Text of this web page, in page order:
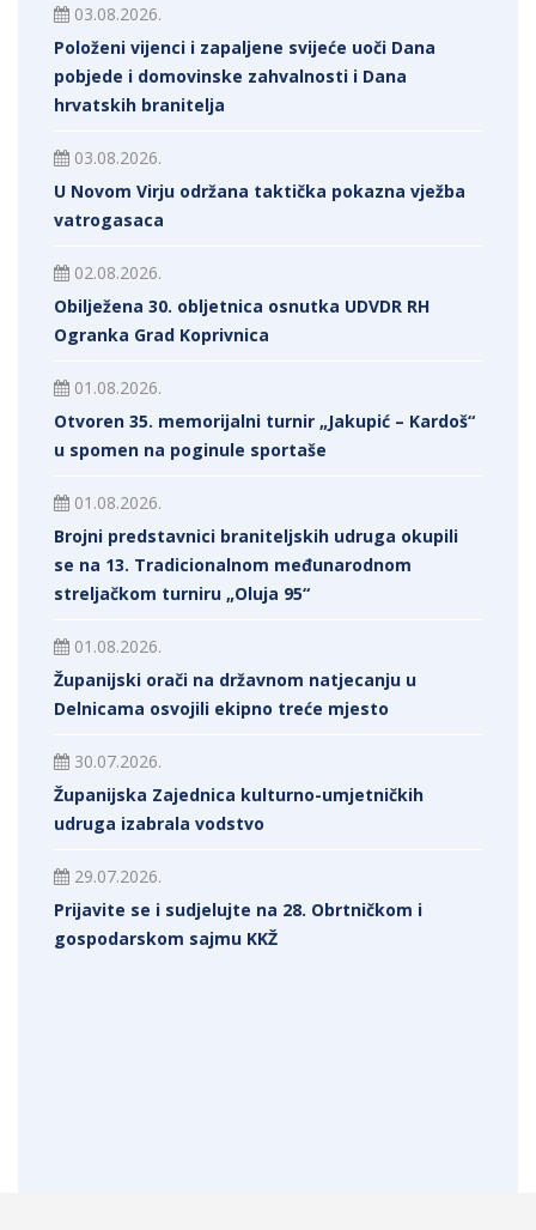
03.08.2026.
Položeni vijenci i zapaljene svijeće uoči Dana
pobjede i domovinske zahvalnosti i Dana
hrvatskih branitelja
03.08.2026.
U Novom Virju održana taktička pokazna vježba
vatrogasaca
02.08.2026.
Obilježena 30. obljetnica osnutka UDVDR RH
Ogranka Grad Koprivnica
01.08.2026.
Otvoren 35. memorijalni turnir „Jakupić – Kardoš“
u spomen na poginule sportaše
01.08.2026.
Brojni predstavnici braniteljskih udruga okupili
se na 13. Tradicionalnom međunarodnom
streljačkom turniru „Oluja 95“
01.08.2026.
Županijski orači na državnom natjecanju u
Delnicama osvojili ekipno treće mjesto
30.07.2026.
Županijska Zajednica kulturno-umjetničkih
udruga izabrala vodstvo
29.07.2026.
Prijavite se i sudjelujte na 28. Obrtničkom i
gospodarskom sajmu KKŽ